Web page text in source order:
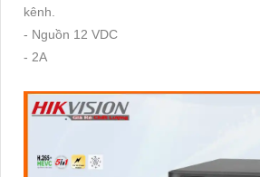
kênh.
- Nguồn 12 VDC
- 2A